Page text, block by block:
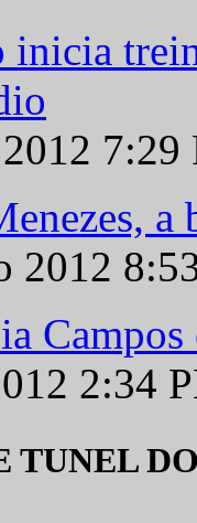
inicia
2012
2:34
TUNEL